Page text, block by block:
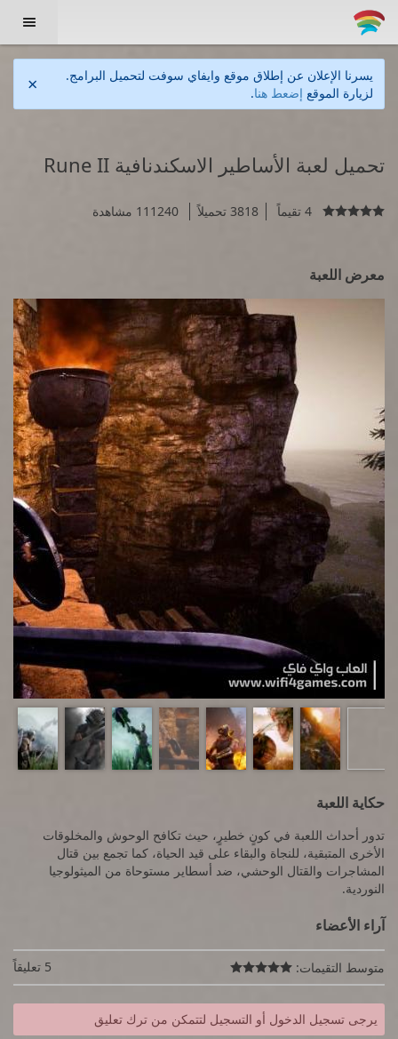

يسرنا الإعلان عن إطلاق موقع وايفاي سوفت لتحميل البرامج.
لزيارة الموقع إضعط هنا.
×
تحميل لعبة الأساطير الاسكندنافية Rune II
 4 تقيماً 3818 تحميلاً 111240 مشاهدة
معرض اللعبة
حكاية اللعبة
تدور أحداث اللعبة في كونٍ خطيرٍ، حيث تكافح الوحوش والمخلوقات
الأخرى المتبقية، للنجاة والبقاء على قيد الحياة، كما تجمع بين قتال
المشاجرات والقتال الوحشي، ضد أسطاير مستوحاة من الميثولوجيا
النوردية.
آراء الأعضاء
متوسط التقيمات:  5 تعليقاً
يرجى تسجيل الدخول أو التسجيل لتتمكن من ترك تعليق